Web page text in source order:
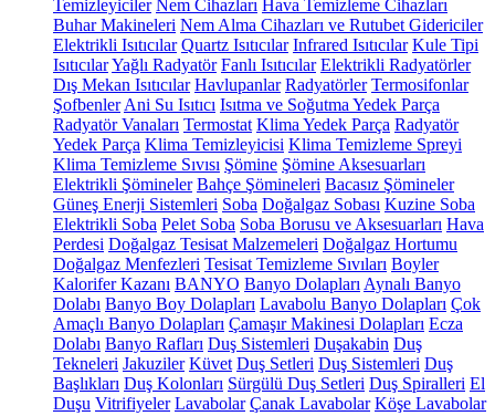
Temizleyiciler Nem Cihazları Hava Temizleme Cihazları
Buhar Makineleri Nem Alma Cihazları ve Rutubet Gidericiler
Elektrikli Isıtıcılar Quartz Isıtıcılar Infrared Isıtıcılar Kule Tipi
IsıtıcılarYağlı Radyatör Fanlı Isıtıcılar Elektrikli Radyatörler
Dış Mekan Isıtıcılar Havlupanlar Radyatörler Termosifonlar
Şofbenler Ani Su Isıtıcı Isıtma ve Soğutma Yedek Parça
Radyatör Vanaları Termostat Klima Yedek Parça Radyatör
Yedek Parça Klima Temizleyicisi Klima Temizleme Spreyi
Klima Temizleme Sıvısı Şömine Şömine Aksesuarları
Elektrikli Şömineler Bahçe Şömineleri Bacasız Şömineler
Güneş Enerji Sistemleri Soba Doğalgaz Sobası Kuzine Soba
Elektrikli Soba Pelet Soba Soba Borusu ve Aksesuarları Hava
Perdesi Doğalgaz Tesisat Malzemeleri Doğalgaz Hortumu
Doğalgaz Menfezleri Tesisat Temizleme Sıvıları Boyler
Kalorifer Kazanı BANYO Banyo Dolapları Aynalı Banyo
Dolabı Banyo Boy Dolapları Lavabolu Banyo Dolapları Çok
Amaçlı Banyo Dolapları Çamaşır Makinesi Dolapları Ecza
Dolabı Banyo Rafları Duş Sistemleri Duşakabin Duş
Tekneleri Jakuziler Küvet Duş Setleri Duş Sistemleri Duş
Başlıkları Duş Kolonları Sürgülü Duş Setleri Duş Spiralleri El
Duşu Vitrifiyeler Lavabolar Çanak Lavabolar Köşe Lavabolar